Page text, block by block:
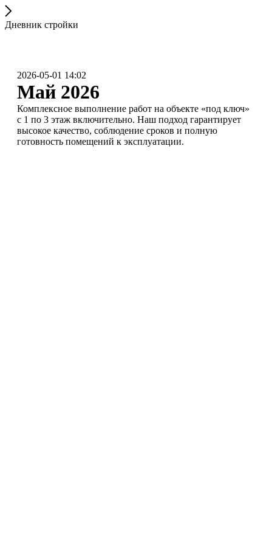
Дневник стройки
2026-05-01 14:02
Май 2026
Комплексное выполнение работ на объекте «под ключ»
с 1 по 3 этаж включительно. Наш подход гарантирует
высокое качество, соблюдение сроков и полную
готовность помещений к эксплуатации.